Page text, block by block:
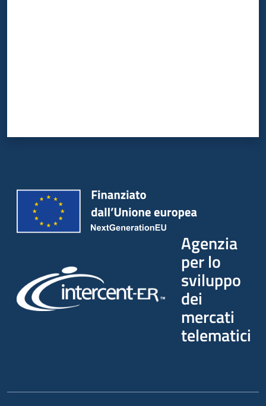
Agenzia
per lo
sviluppo
dei
mercati
telematici